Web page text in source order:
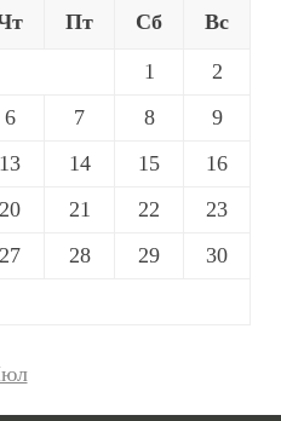
Пт Сб Вс
1
2
6 7 8
9
13 14 15
16
20 21 22
23
27 28 29
30